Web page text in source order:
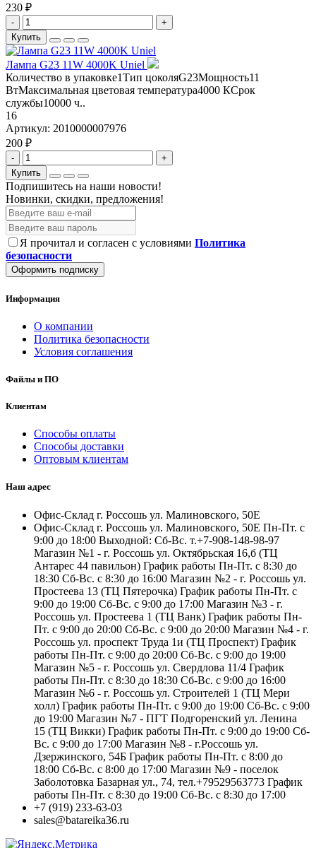
230 ₽
-
+
Купить
Лампа G23 11W 4000K Uniel
Количество в упаковке1Тип цоколяG23Мощность11
ВтМаксимальная цветовая температура4000 КСрок
службы10000 ч..
16
Артикул: 2010000007976
200 ₽
-
+
Купить
Подпишитесь на наши новости!
Новинки, скидки, предложения!
Я прочитал и согласен с условиями Политика
безопасности
Оформить подписку
Информация
О компании
Политика безопасности
Условия соглашения
Файлы и ПО
Клиентам
Способы оплаты
Способы доставки
Оптовым клиентам
Наш адрес
Офис-Склад г. Россошь ул. Малиновского, 50Е
Офис-Склад г. Россошь ул. Малиновского, 50Е Пн-Пт. с
9:00 до 18:00 Выходной: Сб-Вс. т.+7-908-148-98-97
Магазин №1 - г. Россошь ул. Октябрьская 16,б (ТЦ
Антарес 44 павильон) График работы Пн-Пт. с 8:30 до
18:30 Сб-Вс. с 8:30 до 16:00 Магазин №2 - г. Россошь ул.
Простеева 13 (ТЦ Пятерочка) График работы Пн-Пт. с
9:00 до 19:00 Сб-Вс. с 9:00 до 17:00 Магазин №3 - г.
Россошь ул. Простеева 1 (ТЦ Ванк) График работы Пн-
Пт. с 9:00 до 20:00 Сб-Вс. с 9:00 до 20:00 Магазин №4 - г.
Россошь ул. проспект Труда 1и (ТЦ Проспект) График
работы Пн-Пт. с 9:00 до 20:00 Сб-Вс. с 9:00 до 19:00
Магазин №5 - г. Россошь ул. Свердлова 11/4 График
работы Пн-Пт. с 8:30 до 18:30 Сб-Вс. с 9:00 до 16:00
Магазин №6 - г. Россошь ул. Строителей 1 (ТЦ Мери
холл) График работы Пн-Пт. с 9:00 до 19:00 Сб-Вс. с 9:00
до 19:00 Магазин №7 - ПГТ Подгоренский ул. Ленина
15 (ТЦ Викки) График работы Пн-Пт. с 9:00 до 19:00 Сб-
Вс. с 9:00 до 17:00 Магазин №8 - г.Россошь ул.
Дзержинского, 54Б График работы Пн-Пт. с 8:00 до
18:00 Сб-Вс. с 8:00 до 17:00 Магазин №9 - поселок
Заболотовка Базарная ул., 74, тел.+79529563773 График
работы Пн-Пт. с 8:30 до 19:00 Сб-Вс. с 8:30 до 17:00
+7 (919) 233-63-03
sales@batareika36.ru